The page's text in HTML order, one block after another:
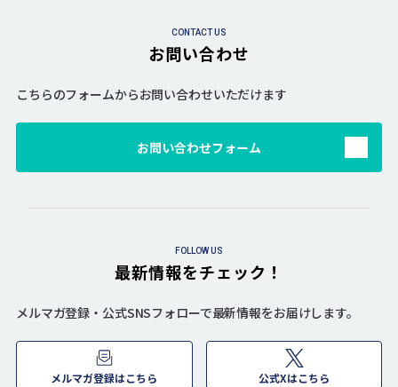
CONTACT US
お問い合わせ
こちらのフォームからお問い合わせいただけます
お問い合わせフォーム
FOLLOW US
最新情報をチェック！
メルマガ登録・公式SNSフォローで最新情報をお届けします。
メルマガ登録はこちら 公式Xはこちら